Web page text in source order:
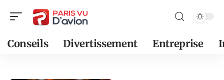
Conseils Divertissement Entreprise